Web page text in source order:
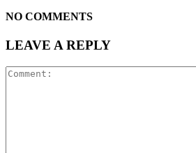
NO COMMENTS
LEAVE A REPLY